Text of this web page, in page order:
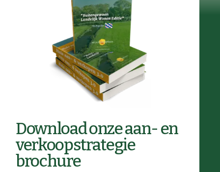
Download onze aan- en
verkoopstrategie
brochure